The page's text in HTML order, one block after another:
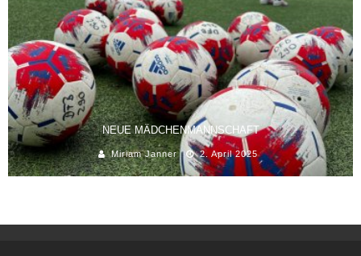
NEUE MÄDCHENMANNSCHAFT
Miriam Janner 2. April 2025